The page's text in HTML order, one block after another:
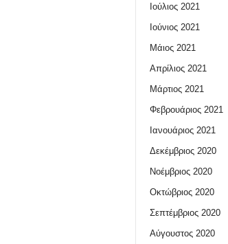
Ιούλιος 2021
Ιούνιος 2021
Μάιος 2021
Απρίλιος 2021
Μάρτιος 2021
Φεβρουάριος 2021
Ιανουάριος 2021
Δεκέμβριος 2020
Νοέμβριος 2020
Οκτώβριος 2020
Σεπτέμβριος 2020
Αύγουστος 2020